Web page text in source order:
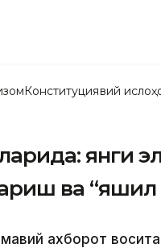
Конституциявий
янги
ва “яшил
ахборот